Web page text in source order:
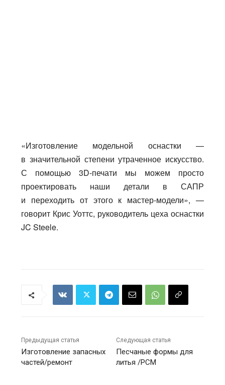
«Изготовление модельной оснастки —
в значительной степени утраченное искусство.
С помощью 3D-печати мы можем просто
проектировать наши детали в САПР
и переходить от этого к мастер-модели», —
говорит Крис Уоттс, руководитель цеха оснастки
JC Steele.
Предыдущая статья
Изготовление запасных
частей/ремонт
Следующая статья
Песчаные формы для
литья /PCM